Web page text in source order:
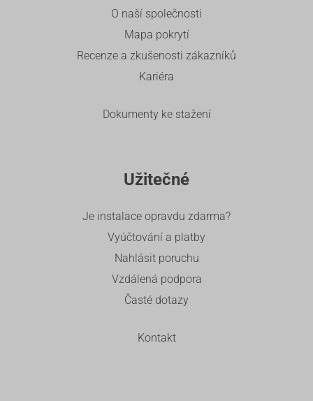
O naší společnosti
Mapa pokrytí
Recenze a zkušenosti zákazníků
Kariéra
Dokumenty ke stažení
Užitečné
Je instalace opravdu zdarma?
Vyúčtování a platby
Nahlásit poruchu
Vzdálená podpora
Časté dotazy
Kontakt